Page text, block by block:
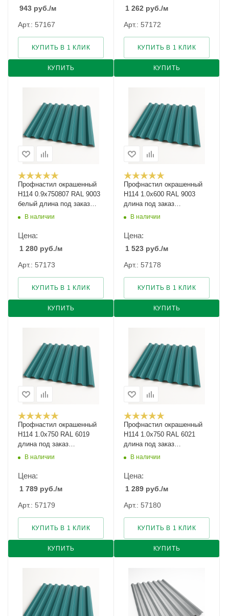
943 руб./м
Арт.: 57167
КУПИТЬ
КУПИТЬ В 1 КЛИК
1 262 руб./м
Арт.: 57172
КУПИТЬ
КУПИТЬ В 1 КЛИК
Профнастил окрашенный
Н114 0.9х750807 RAL 9003
белый длина под заказ
арт.1099208
В наличии
Цена:
1 280 руб./м
Арт.: 57173
КУПИТЬ
КУПИТЬ В 1 КЛИК
Профнастил окрашенный
Н114 1.0х600 RAL 9003
длина под заказ
арт.1233568
В наличии
Цена:
1 523 руб./м
Арт.: 57178
КУПИТЬ
КУПИТЬ В 1 КЛИК
Профнастил окрашенный
Н114 1.0х750 RAL 6019
длина под заказ
арт.1205459
В наличии
Цена:
1 789 руб./м
Арт.: 57179
КУПИТЬ
КУПИТЬ В 1 КЛИК
Профнастил окрашенный
Н114 1.0х750 RAL 6021
длина под заказ
арт.1205446
В наличии
Цена:
1 289 руб./м
Арт.: 57180
КУПИТЬ
КУПИТЬ В 1 КЛИК